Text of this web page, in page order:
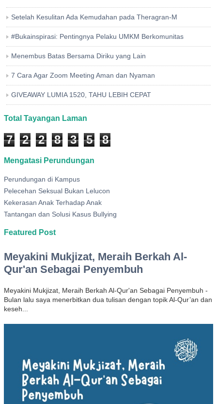
Setelah Kesulitan Ada Kemudahan pada Theragran-M
#Bukainspirasi: Pentingnya Pelaku UMKM Berkomunitas
Menembus Batas Bersama Diriku yang Lain
7 Cara Agar Zoom Meeting Aman dan Nyaman
GIVEAWAY LUMIA 1520, TAHU LEBIH CEPAT
Total Tayangan Laman
7 2 2 8 3 5 8
Mengatasi Perundungan
Perundungan di Kampus
Pelecehan Seksual Bukan Lelucon
Kekerasan Anak Terhadap Anak
Tantangan dan Solusi Kasus Bullying
Featured Post
Meyakini Mukjizat, Meraih Berkah Al-
Qur'an Sebagai Penyembuh
Meyakini Mukjizat, Meraih Berkah Al-Qur'an Sebagai Penyembuh -
Bulan lalu saya menerbitkan dua tulisan dengan topik Al-Qur’an dan
keseh...